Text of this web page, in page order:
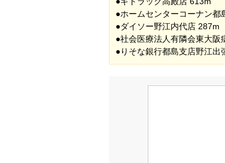
●ホームセンターコーナン都
●ダイソー野江内代店 287m
●社会医療法人有隣会東大阪
●りそな銀行都島支店野江出